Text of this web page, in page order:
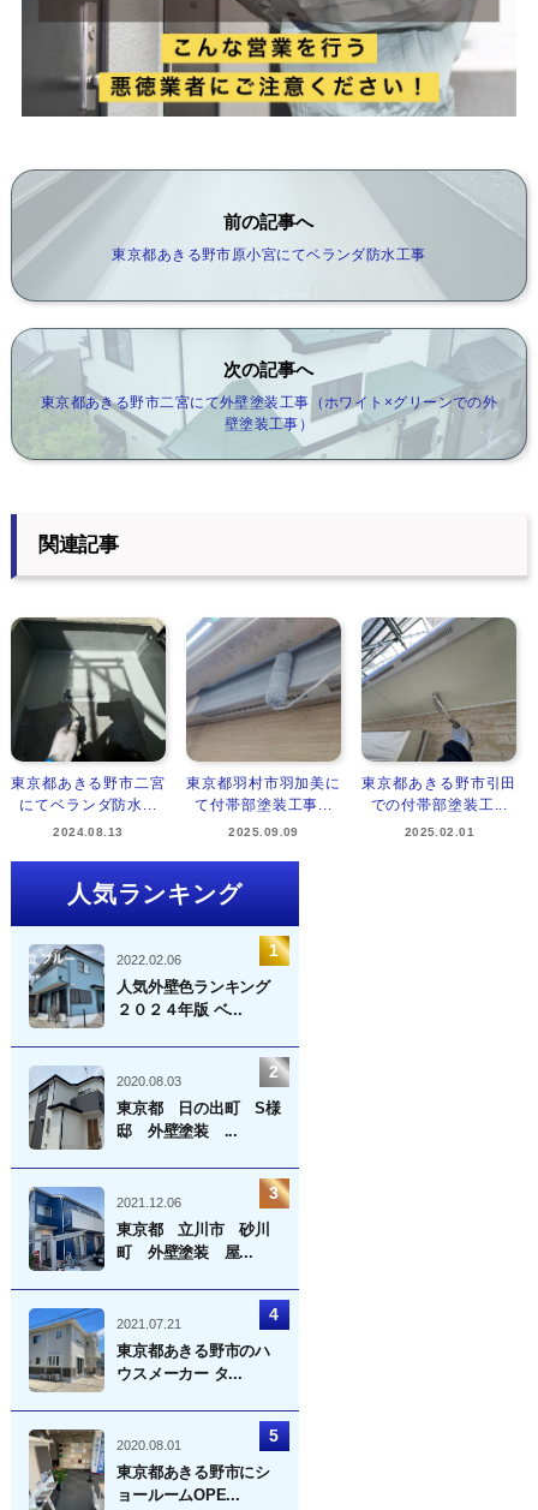
前の記事へ
東京都あきる野市原小宮にてベランダ防水工事
次の記事へ
東京都あきる野市二宮にて外壁塗装工事（ホワイト×グリーンでの外
壁塗装工事）
関連記事
東京都あきる野市二宮
にてベランダ防水...
2024.08.13
東京都羽村市羽加美に
て付帯部塗装工事...
2025.09.09
東京都あきる野市引田
での付帯部塗装工...
2025.02.01
人気ランキング
2022.02.06
人気外壁色ランキング
２０２４年版 ベ...
2020.08.03
東京都 日の出町 S様
邸 外壁塗装 ...
2021.12.06
東京都 立川市 砂川
町 外壁塗装 屋...
2021.07.21
東京都あきる野市のハ
ウスメーカー タ...
2020.08.01
東京都あきる野市にシ
ョールームOPE...